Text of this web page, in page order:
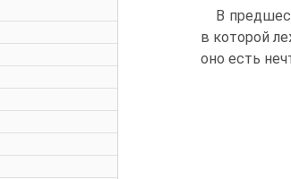
В
в которой
оно есть